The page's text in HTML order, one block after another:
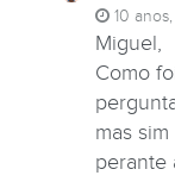
10
Miguel,
Como
mas
perante